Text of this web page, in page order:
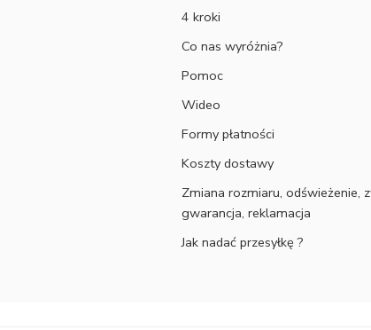
4 kroki
Co nas wyróżnia?
Pomoc
Wideo
Formy płatności
Koszty dostawy
Zmiana rozmiaru, odświeżenie,
gwarancja, reklamacja
Jak nadać przesyłkę ?